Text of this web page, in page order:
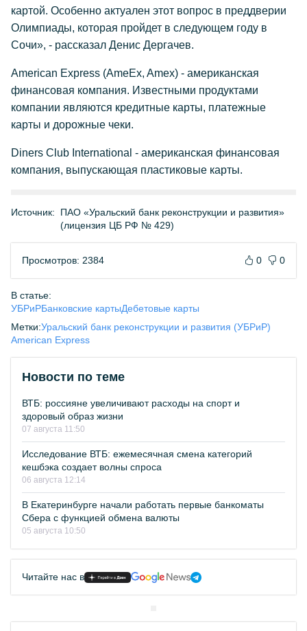
картой. Особенно актуален этот вопрос в преддверии
Олимпиады, которая пройдет в следующем году в
Сочи», - рассказал Денис Дергачев.
American Express (AmeEx, Amex) - американская
финансовая компания. Известными продуктами
компании являются кредитные карты, платежные
карты и дорожные чеки.
Diners Club International - американская финансовая
компания, выпускающая пластиковые карты.
Источник:
ПАО «Уральский банк реконструкции и развития»
(лицензия ЦБ РФ № 429)
Просмотров: 2384 0 0
В статье:
УБРиРБанковские картыДебетовые карты
Метки:Уральский банк реконструкции и развития (УБРиР)
American Express
Новости по теме
ВТБ: россияне увеличивают расходы на спорт и
здоровый образ жизни
07 августа 11:50
Исследование ВТБ: ежемесячная смена категорий
кешбэка создает волны спроса
06 августа 12:14
В Екатеринбурге начали работать первые банкоматы
Сбера с функцией обмена валюты
05 августа 10:50
Читайте нас в